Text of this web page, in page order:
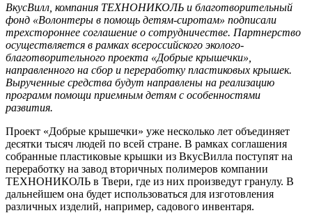
ВкусВилл, компания ТЕХНОНИКОЛЬ и благотворительный
фонд «Волонтеры в помощь детям-сиротам» подписали
трехстороннее соглашение о сотрудничестве. Партнерство
осуществляется в рамках всероссийского эколого-
благотворительного проекта «Добрые крышечки»,
направленного на сбор и переработку пластиковых крышек.
Вырученные средства будут направлены на реализацию
программ помощи приемным детям с особенностями
развития.
Проект «Добрые крышечки» уже несколько лет объединяет
десятки тысяч людей по всей стране. В рамках соглашения
собранные пластиковые крышки из ВкусВилла поступят на
переработку на завод вторичных полимеров компании
ТЕХНОНИКОЛЬ в Твери, где из них произведут гранулу. В
дальнейшем она будет использоваться для изготовления
различных изделий, например, садового инвентаря.